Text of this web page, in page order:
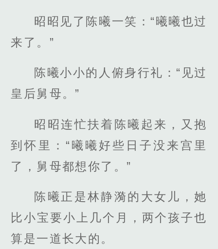
昭昭见了陈曦一笑：“曦曦也过
来了。”
陈曦小小的人俯身行礼：“见过
皇后舅母。”
昭昭连忙扶着陈曦起来，又抱
到怀里：“曦曦好些日子没来宫里
了，舅母都想你了。”
陈曦正是林静漪的大女儿，她
比小宝要小上几个月，两个孩子也
算是一道长大的。